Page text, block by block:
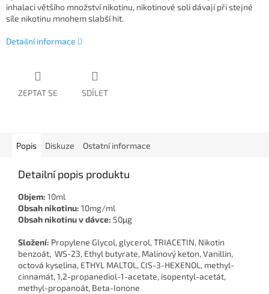
inhalaci většího množství nikotinu, nikotinové soli dávají při stejné
síle nikotinu mnohem slabší hit.
Detailní informace
ZEPTAT SE SDÍLET
Popis Diskuze Ostatní informace
Detailní popis produktu
Objem: 10ml
Obsah nikotinu: 10mg/ml
Obsah nikotinu v dávce: 50μg
Složení: Propylene Glycol, glycerol, TRIACETIN, Nikotin
benzoát, WS-23, Ethyl butyrate, Malinový keton, Vanillin,
octová kyselina, ETHYL MALTOL, CIS-3-HEXENOL, methyl-
cinnamát, 1,2-propanediol-1-acetate, isopentyl-acetát,
methyl-propanoát, Beta-Ionone